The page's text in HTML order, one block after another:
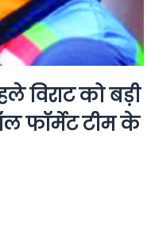
विराट को बड़ी
फॉर्मेट टीम के